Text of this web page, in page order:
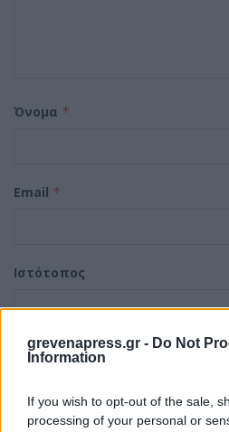
grevenapress.gr - Do Not
Information
If you wish to opt-out of the sale,
processing of your personal or
Όνομα *
Email *
Ιστότοπος
Αποθήκευσε το όνομά μου,